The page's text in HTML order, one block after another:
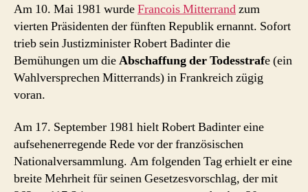
Am 10. Mai 1981 wurdeFrancois Mitterrandzum
vierten Präsidenten der fünften Republik ernannt. Sofort
trieb sein Justizminister Robert Badinter die
Bemühungen um dieAbschaffung der Todesstrafe (ein
Wahlversprechen Mitterrands) in Frankreich zügig
voran.
Am 17. September 1981 hielt Robert Badinter eine
aufsehenerregende Rede vor der französischen
Nationalversammlung. Am folgenden Tag erhielt er eine
breite Mehrheit für seinen Gesetzesvorschlag, der mit